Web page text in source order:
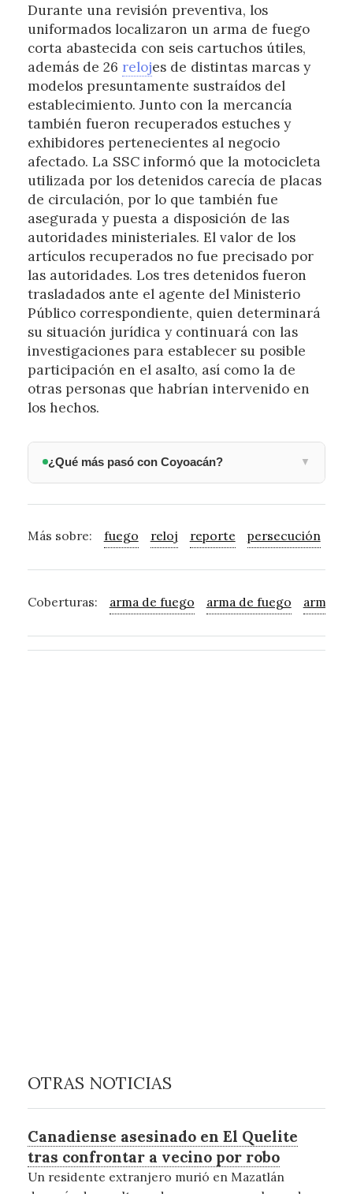
Durante una revisión preventiva, los
uniformados localizaron un arma de fuego
corta abastecida con seis cartuchos útiles,
además de 26 relojes de distintas marcas y
modelos presuntamente sustraídos del
establecimiento. Junto con la mercancía
también fueron recuperados estuches y
exhibidores pertenecientes al negocio
afectado. La SSC informó que la motocicleta
utilizada por los detenidos carecía de placas
de circulación, por lo que también fue
asegurada y puesta a disposición de las
autoridades ministeriales. El valor de los
artículos recuperados no fue precisado por
las autoridades. Los tres detenidos fueron
trasladados ante el agente del Ministerio
Público correspondiente, quien determinará
su situación jurídica y continuará con las
investigaciones para establecer su posible
participación en el asalto, así como la de
otras personas que habrían intervenido en
los hechos.
¿Qué más pasó con Coyoacán? ▼
Más sobre: fuego reloj reporte persecución
Coberturas: arma de fuego arma de fuego arma
OTRAS NOTICIAS
Canadiense asesinado en El Quelite
tras confrontar a vecino por robo
Un residente extranjero murió en Mazatlán